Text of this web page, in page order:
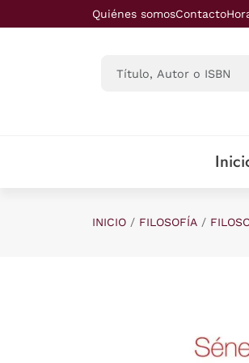
Saltar al contenido principal
Quiénes somosContacto
INICIO FILOSOFÍA